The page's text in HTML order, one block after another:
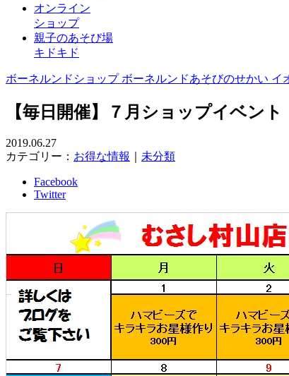
オンライン
ショップ
親子のあそび場
キドキド
ボーネルンドショップ ボーネルンドあそびのせかい イ
【毎日開催】７月ショップイベント
2019.06.27
カテゴリー： お得な情報 未分類
Facebook
Twitter